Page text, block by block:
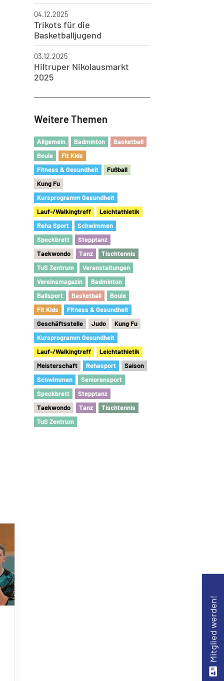
04.12.2025
Trikots für die
Basketballjugend
03.12.2025
Hiltruper Nikolausmarkt
2025
Weitere Themen
Allgemein Badminton
Basketball
Boule
Fit Kids
Fitness & Gesundheit
Fußball
Kung Fu
Kursprogramm Gesundheit
Lauf-/Walkingtreff
Leichtathletik
Reha Sport
Schwimmen
Speckbrett
Stepptanz
Taekwondo
Tanz
Tischtennis
TuS Zentrum
Veranstaltungen
Vereinsmagazin
Badminton
Ballsport
Basketball
Boule
Fit Kids
Fitness & Gesundheit
Geschäftsstelle
Judo
Kung Fu
Kursprogramm Gesundheit
Lauf-/Walkingtreff
Leichtathletik
Meisterschaft
Rehasport
Saison
Schwimmen
Seniorensport
Speckbrett
Stepptanz
Taekwondo
Tanz
Tischtennis
TuS Zentrum
Mitglied werden!